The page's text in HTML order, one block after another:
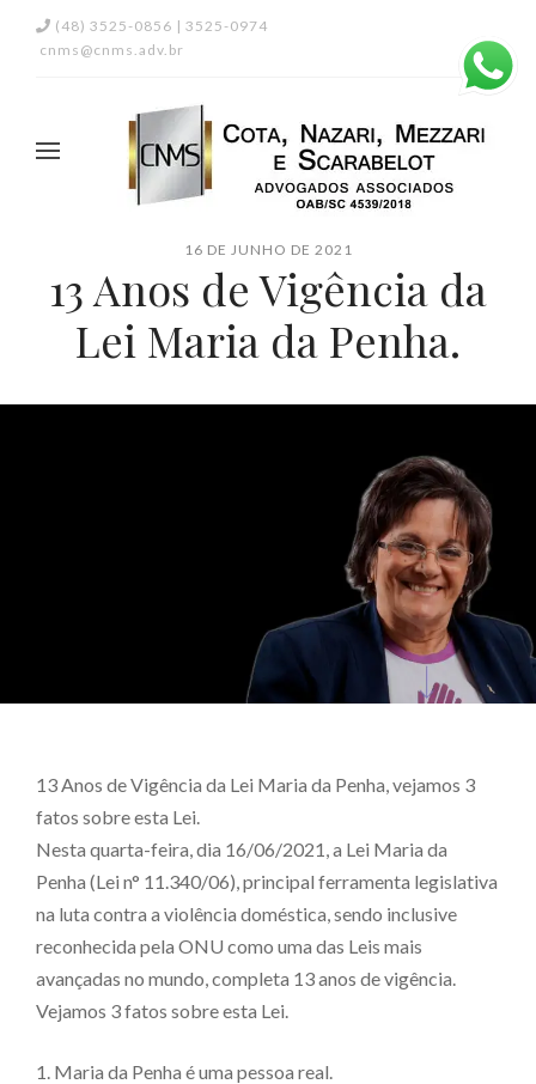
(48) 3525-0856 | 3525-0974
cnms@cnms.adv.br
16 DE JUNHO DE 2021
13 Anos de Vigência da
Lei Maria da Penha.
13 Anos de Vigência da Lei Maria da Penha, vejamos 3
fatos sobre esta Lei.
Nesta quarta-feira, dia 16/06/2021, a Lei Maria da
Penha (Lei n° 11.340/06), principal ferramenta legislativa
na luta contra a violência doméstica, sendo inclusive
reconhecida pela ONU como uma das Leis mais
avançadas no mundo, completa 13 anos de vigência.
Vejamos 3 fatos sobre esta Lei.
1. Maria da Penha é uma pessoa real.